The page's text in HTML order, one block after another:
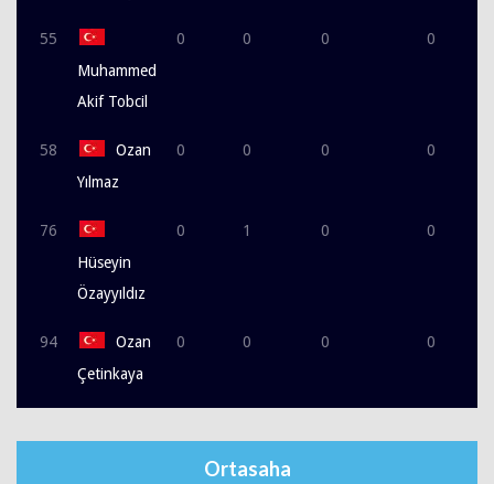
55
Muhammed
Akif Tobcil
0 0 0 0
58
Ozan
Yılmaz
0 0 0 0
76
Hüseyin
Özayyıldız
0 1 0 0
94
Ozan
Çetinkaya
0 0 0 0
Ortasaha